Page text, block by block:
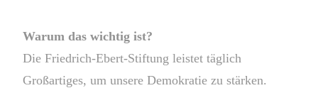
Warum das wichtig ist?
Die Friedrich-Ebert-Stiftung leistet täglich
Großartiges, um unsere Demokratie zu stärken.